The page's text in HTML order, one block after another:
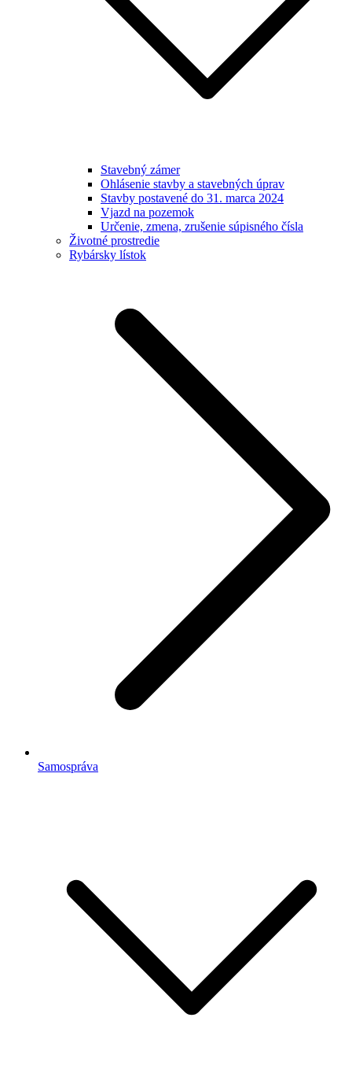
Stavebný zámer
Ohlásenie stavby a stavebných úprav
Stavby postavené do 31. marca 2024
Vjazd na pozemok
Určenie, zmena, zrušenie súpisného čísla
Životné prostredie
Rybársky lístok
Samospráva